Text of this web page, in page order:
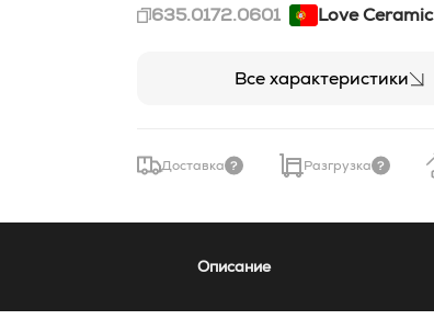
635.0172.0601 Love Ceramic
Все характеристики
Доставка Разгрузка
Описание